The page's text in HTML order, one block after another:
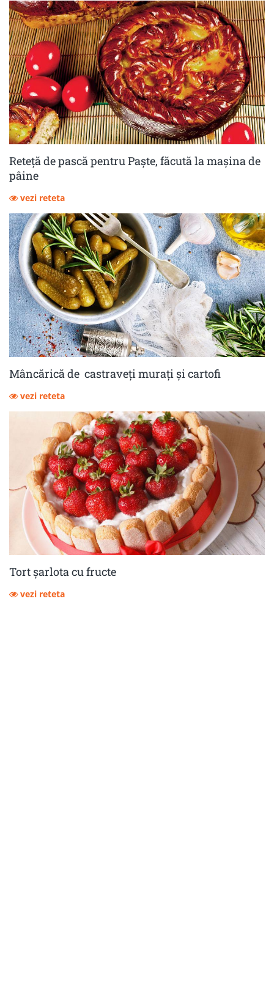
Reteță de pască pentru Paște, făcută la mașina de
pâine
vezi reteta
Mâncărică de castraveţi muraţi şi cartofi
vezi reteta
Tort șarlota cu fructe
vezi reteta